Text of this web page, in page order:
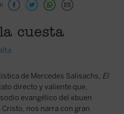
cuesta
de Mercedes Salisachs, El
directo y valiente que,
evangélico del «buen
nos narra con gran